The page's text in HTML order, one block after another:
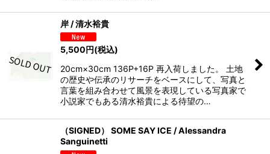
岸 / 清水裕貴
5,500円(税込)
20cm×30cm 136P+16P 再入荷しました。 土地
の歴史や伝承のリサーチをベースにして、写真と
言葉を組み合わせて風景を表現している写真家で
小説家でもある清水裕貴による待望の…
（SIGNED） SOME SAY ICE / Alessandra
Sanguinetti